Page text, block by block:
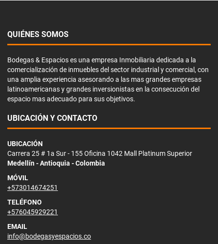
QUIÉNES SOMOS
Bodegas & Espacios es una empresa Inmobiliaria dedicada a la
comercialización de inmuebles del sector industrial y comercial, con
una amplia experiencia asesorando a las mas grandes empresas
latinoamericanas y grandes inversionistas en la consecución del
espacio mas adecuado para sus objetivos.
UBICACIÓN Y CONTACTO
UBICACIÓN
Carrera 25 # 1a Sur - 155 Oficina 1042 Mall Platinum Superior
Medellín - Antioquia - Colombia
MÓVIL
+573014674251
TELÉFONO
+576045929221
EMAIL
info@bodegasyespacios.co